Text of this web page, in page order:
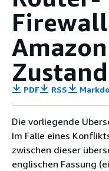
PDF RSS
Die vorliegende
Im Falle eines
zwischen dieser
englischen Fassung